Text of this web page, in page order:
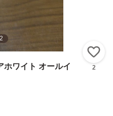
2
ワイト オールイ
2